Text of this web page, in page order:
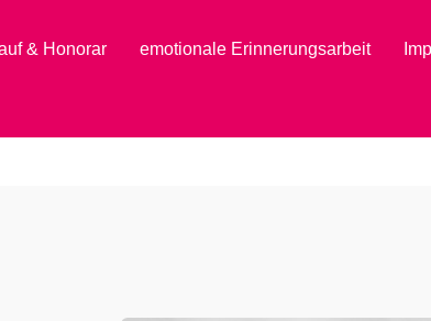
& Honorar emotionale Erinnerungsarbeit